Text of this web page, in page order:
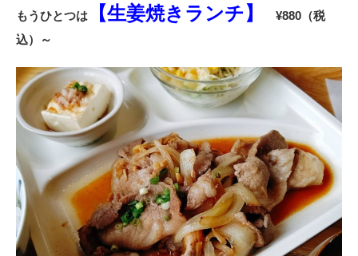
もうひとつは 【生姜焼きランチ】
¥880（税
込）～